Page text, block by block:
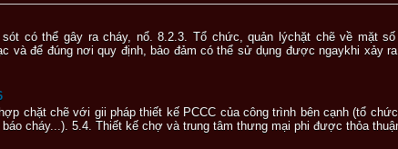
sót có thể gây ra cháy, nổ. 8.2.3. Tổ chức, quản lýchặt chẽ về mặt
và để đúng nơi quy định, bảo đảm có thể sử dụng được ngaykhi xảy
chặt chẽ với gii pháp thiết kế PCCC của công trình bên cạnh (tổ
báo cháy...). 5.4. Thiết kế chợ và trung tâm thưng mại phi được thỏa